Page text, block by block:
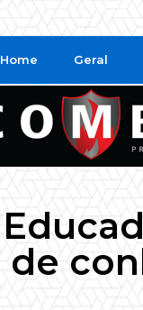
Home Geral
de